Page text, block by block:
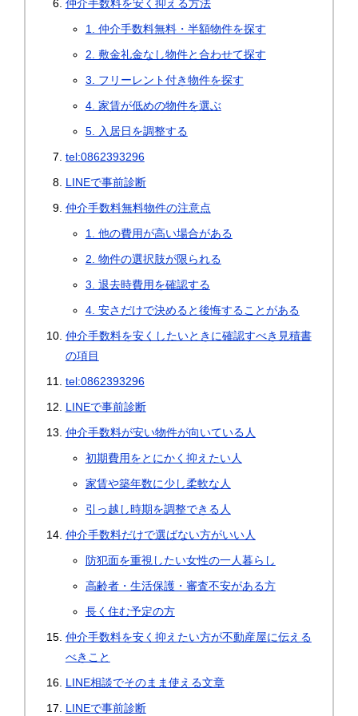
仲介手数料を安く抑える方法
1. 仲介手数料無料・半額物件を探す
2. 敷金礼金なし物件と合わせて探す
3. フリーレント付き物件を探す
4. 家賃が低めの物件を選ぶ
5. 入居日を調整する
tel:0862393296
LINEで事前診断
仲介手数料無料物件の注意点
1. 他の費用が高い場合がある
2. 物件の選択肢が限られる
3. 退去時費用を確認する
4. 安さだけで決めると後悔することがある
仲介手数料を安くしたいときに確認すべき見積書
の項目
tel:0862393296
LINEで事前診断
仲介手数料が安い物件が向いている人
初期費用をとにかく抑えたい人
家賃や築年数に少し柔軟な人
引っ越し時期を調整できる人
仲介手数料だけで選ばない方がいい人
防犯面を重視したい女性の一人暮らし
高齢者・生活保護・審査不安がある方
長く住む予定の方
仲介手数料を安く抑えたい方が不動産屋に伝える
べきこと
LINE相談でそのまま使える文章
LINEで事前診断